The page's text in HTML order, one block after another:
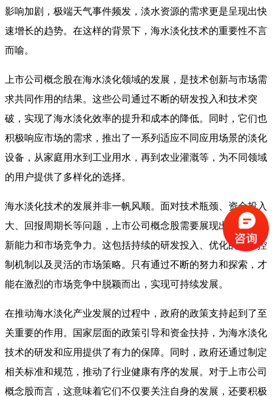
影响加剧，极端天气事件频发，淡水资源的需求更是呈现出快
速增长的趋势。在这样的背景下，海水淡化技术的重要性不言
而喻。
上市公司概念股在海水淡化领域的发展，是技术创新与市场需
求共同作用的结果。这些公司通过不断的研发投入和技术突
破，实现了海水淡化效率的提升和成本的降低。同时，它们也
积极响应市场的需求，推出了一系列适应不同应用场景的淡化
设备，从家庭用水到工业用水，再到农业灌溉等，为不同领域
的用户提供了多样化的选择。
海水淡化技术的发展并非一帆风顺。面对技术瓶颈、资金投入
大、回报周期长等问题，上市公司概念股需要展现出强大的创
新能力和市场竞争力。这包括持续的研发投入、优化的成本控
制机制以及灵活的市场策略。只有通过不断的努力和探索，才
能在激烈的市场竞争中脱颖而出，实现可持续发展。
在推动海水淡化产业发展的过程中，政府的政策支持起到了至
关重要的作用。国家层面的政策引导和资金扶持，为海水淡化
技术的研发和应用提供了有力的保障。同时，政府还通过制定
相关标准和规范，推动了行业健康有序的发展。对于上市公司
概念股而言，这意味着它们不仅要关注自身的发展，还要积极